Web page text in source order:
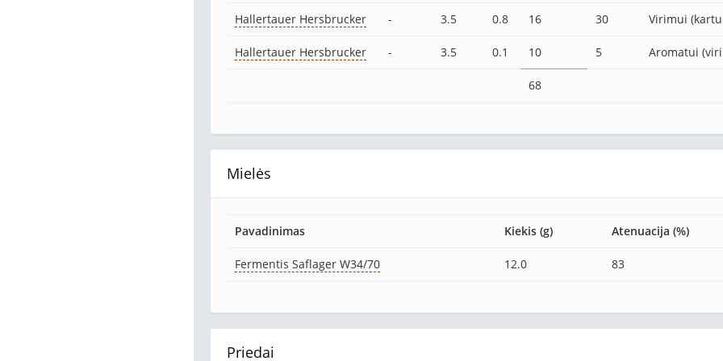
Hallertauer Hersbrucker - 3.5 0.8 16 30 Virimui
Hallertauer Hersbrucker - 3.5 0.1 10 5 Aromatui
68
Mielės
Pavadinimas Kiekis (g) Atenuacija (%)
Fermentis Saflager W34/70 12.0 83
Priedai